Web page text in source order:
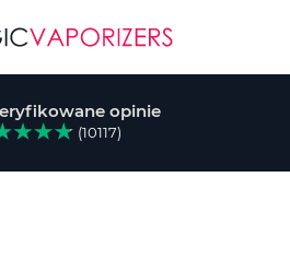
opinie
(10117)